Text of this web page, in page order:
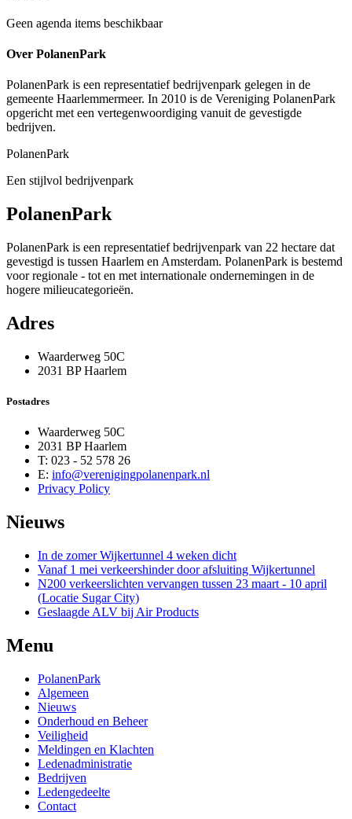
Geen agenda items beschikbaar
Over PolanenPark
PolanenPark is een representatief bedrijvenpark gelegen in de
gemeente Haarlemmermeer. In 2010 is de Vereniging PolanenPark
opgericht met een vertegenwoordiging vanuit de gevestigde
bedrijven.
PolanenPark
Een stijlvol bedrijvenpark
PolanenPark
PolanenPark is een representatief bedrijvenpark van 22 hectare dat
gevestigd is tussen Haarlem en Amsterdam. PolanenPark is bestemd
voor regionale - tot en met internationale ondernemingen in de
hogere milieucategorieën.
Adres
Waarderweg 50C
2031 BP Haarlem
Postadres
Waarderweg 50C
2031 BP Haarlem
T: 023 - 52 578 26
E: info@verenigingpolanenpark.nl
Privacy Policy
Nieuws
In de zomer Wijkertunnel 4 weken dicht
Vanaf 1 mei verkeershinder door afsluiting Wijkertunnel
N200 verkeerslichten vervangen tussen 23 maart - 10 april
(Locatie Sugar City)
Geslaagde ALV bij Air Products
Menu
PolanenPark
Algemeen
Nieuws
Onderhoud en Beheer
Veiligheid
Meldingen en Klachten
Ledenadministratie
Bedrijven
Ledengedeelte
Contact